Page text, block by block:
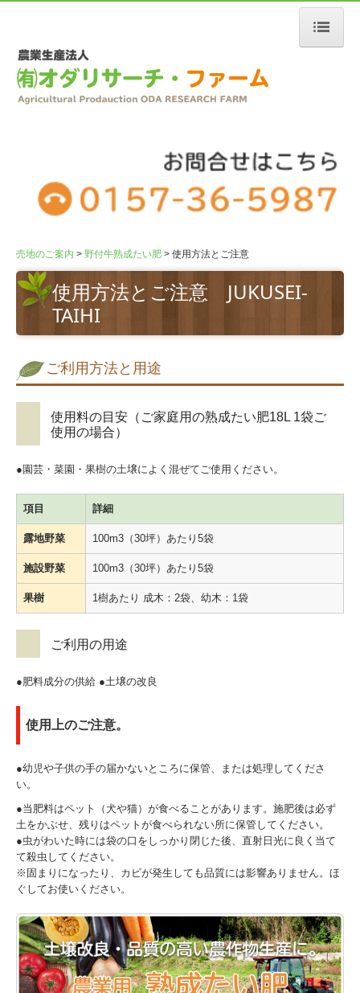
売地のご案内
トップページ
展望広場キャンプ場
ご利用料金
野付牛熟成たい肥
熟成たい肥ができるまで
肥料取締法に基づく表示
環境/CSR活動
お問合せ
リンク
サイトマップ
売地のご案内 野付牛熟成たい肥 使用方法とご注意
使用方法とご注意 JUKUSEI-
TAIHI
ご利用方法と用途
使用料の目安（ご家庭用の熟成たい肥18L 1袋ご
使用の場合）
●園芸・菜園・果樹の土壌によく混ぜてご使用ください。
項目 詳細
露地野菜 100m3（30坪）あたり5袋
施設野菜 100m3（30坪）あたり5袋
果樹 1樹あたり 成木：2袋、幼木：1袋
ご利用の用途
●肥料成分の供給 ●土壌の改良
使用上のご注意。
●幼児や子供の手の届かないところに保管、または処理してくださ
い。
●当肥料はペット（犬や猫）が食べることがあります。施肥後は必ず
土をかぶせ、残りはペットが食べられない所に保管してください。
●虫がわいた時には袋の口をしっかり閉じた後、直射日光に良く当て
て殺虫してください。
※固まりになったり、カビが発生しても品質には影響ありません。ほ
ぐしてお使いください。